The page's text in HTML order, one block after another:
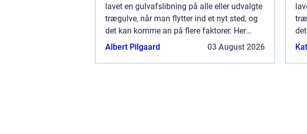
lavet en gulvafslibning på alle eller udvalgte
trægulve, når man flytter ind et nyt sted, og
det kan komme an på flere faktorer. Her
tænker vi for resten på, n&a...
Albert Pilgaard 03 August 2026